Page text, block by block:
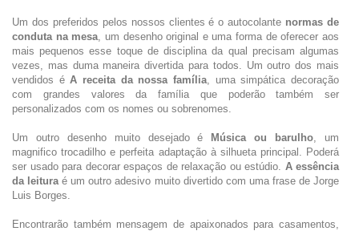
Um dos preferidos pelos nossos clientes é o autocolante normas de
conduta na mesa , um desenho original e uma forma de oferecer aos
mais pequenos esse toque de disciplina da qual precisam algumas
vezes, mas duma maneira divertida para todos. Um outro dos mais
vendidos éA receita da nossa família , uma simpática decoração
com grandes valores da família que poderão também ser
personalizados com os nomes ou sobrenomes.
Um outro desenho muito desejado é Música ou barulho , um
magnifico trocadilho e perfeita adaptação à silhueta principal. Poderá
ser usado para decorar espaços de relaxação ou estúdio. A essência
da leitura é um outro adesivo muito divertido com uma frase de Jorge
Luis Borges.
Encontrarão também mensagem de apaixonados para casamentos,